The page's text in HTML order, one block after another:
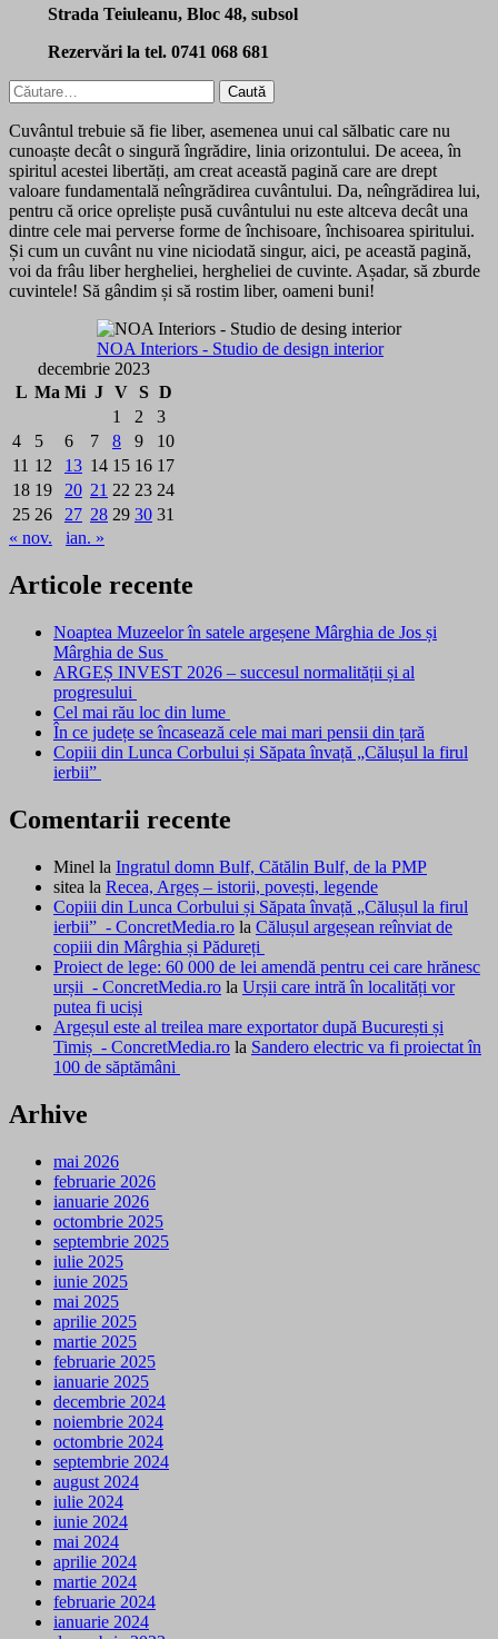
Strada Teiuleanu, Bloc 48, subsol
Rezervări la tel. 0741 068 681
Caută
după:
Cuvântul trebuie să fie liber, asemenea unui cal sălbatic care nu
cunoaște decât o singură îngrădire, linia orizontului. De aceea, în
spiritul acestei libertăți, am creat această pagină care are drept
valoare fundamentală neîngrădirea cuvântului. Da, neîngrădirea lui,
pentru că orice opreliște pusă cuvântului nu este altceva decât una
dintre cele mai perverse forme de închisoare, închisoarea spiritului.
Și cum un cuvânt nu vine niciodată singur, aici, pe această pagină,
voi da frâu liber hergheliei, hergheliei de cuvinte. Așadar, să zburde
cuvintele! Să gândim și să rostim liber, oameni buni!
NOA Interiors - Studio de design interior
decembrie 2023
L Ma Mi J V S D
1
2
3
4
5 6 7 8 9
10
11 12 13 14 15 16 17
18 19 20 21 22 23 24
25 26 27 28 29 30 31
« nov.
ian. »
Articole recente
Noaptea Muzeelor în satele argeșene Mârghia de Jos și
Mârghia de Sus
ARGEȘ INVEST 2026 – succesul normalității și al
progresului
Cel mai rău loc din lume
În ce județe se încasează cele mai mari pensii din țară
Copiii din Lunca Corbului și Săpata învață „Călușul la firul
ierbii”
Comentarii recente
Minel la Ingratul domn Bulf, Cătălin Bulf, de la PMP
sitea la Recea, Argeș – istorii, povești, legende
Copiii din Lunca Corbului și Săpata învață „Călușul la firul
ierbii” - ConcretMedia.ro la Călușul argeșean reînviat de
copiii din Mârghia și Pădureți
Proiect de lege: 60 000 de lei amendă pentru cei care hrănesc
urșii - ConcretMedia.ro la Urșii care intră în localități vor
putea fi uciși
Argeșul este al treilea mare exportator după București și
Timiș - ConcretMedia.ro la Sandero electric va fi proiectat în
100 de săptămâni
Arhive
mai 2026
februarie 2026
ianuarie 2026
octombrie 2025
septembrie 2025
iulie 2025
iunie 2025
mai 2025
aprilie 2025
martie 2025
februarie 2025
ianuarie 2025
decembrie 2024
noiembrie 2024
octombrie 2024
septembrie 2024
august 2024
iulie 2024
iunie 2024
mai 2024
aprilie 2024
martie 2024
februarie 2024
ianuarie 2024